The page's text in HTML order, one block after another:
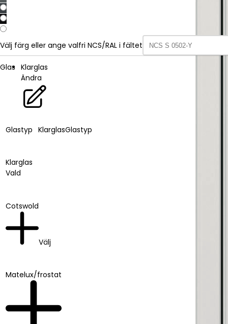
Välj färg eller ange valfri NCS/RAL i fältet
Glas
Klarglas
Ändra
Glastyp KlarglasGlastyp
Klarglas
Vald
Cotswold
Välj
Matelux/frostat